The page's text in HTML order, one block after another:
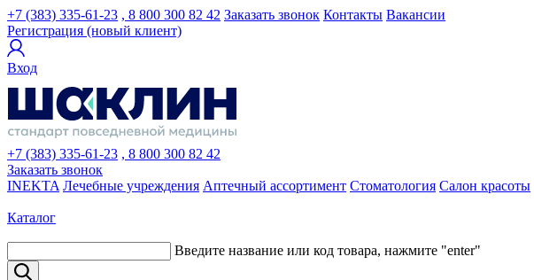
+7 (383) 335-61-23 , 8 800 300 82 42 Заказать звонок Контакты Вакансии
Регистрация (новый клиент)
Вход
+7 (383) 335-61-23 , 8 800 300 82 42
Заказать звонок
INEKTA Лечебные учреждения Аптечный ассортимент Стоматология Салон красоты
Каталог
Введите название или код товара, нажмите "enter"